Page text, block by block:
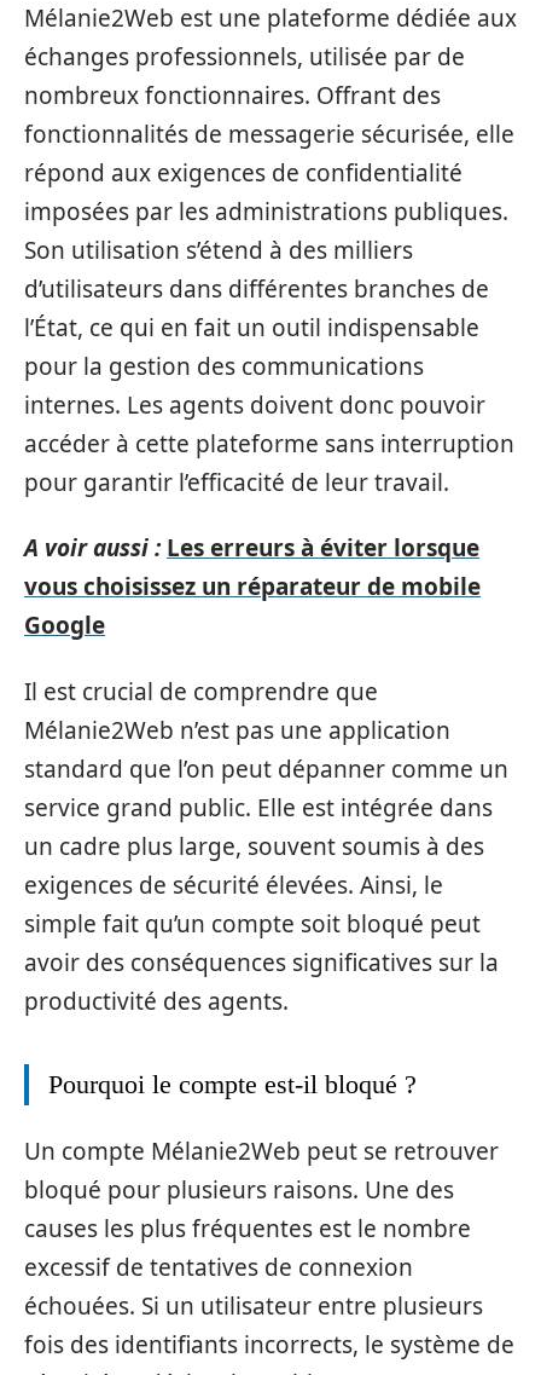
Mélanie2Web est une plateforme dédiée aux
échanges professionnels, utilisée par de
nombreux fonctionnaires. Offrant des
fonctionnalités de messagerie sécurisée, elle
répond aux exigences de confidentialité
imposées par les administrations publiques.
Son utilisation s’étend à des milliers
d’utilisateurs dans différentes branches de
l’État, ce qui en fait un outil indispensable
pour la gestion des communications
internes. Les agents doivent donc pouvoir
accéder à cette plateforme sans interruption
pour garantir l’efficacité de leur travail.
A voir aussi : Les erreurs à éviter lorsque
vous choisissez un réparateur de mobile
Google
Il est crucial de comprendre que
Mélanie2Web n’est pas une application
standard que l’on peut dépanner comme un
service grand public. Elle est intégrée dans
un cadre plus large, souvent soumis à des
exigences de sécurité élevées. Ainsi, le
simple fait qu’un compte soit bloqué peut
avoir des conséquences significatives sur la
productivité des agents.
Pourquoi le compte est-il bloqué ?
Un compte Mélanie2Web peut se retrouver
bloqué pour plusieurs raisons. Une des
causes les plus fréquentes est le nombre
excessif de tentatives de connexion
échouées. Si un utilisateur entre plusieurs
fois des identifiants incorrects, le système de